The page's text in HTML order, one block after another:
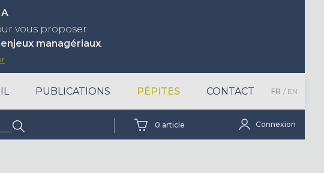
vous proposer
enjeux managériaux.
PUBLICATIONS PÉPITES CONTACT FR EN
0 article Connexion